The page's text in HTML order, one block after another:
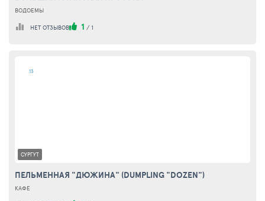
ВОДОЕМЫ
НЕТ ОТЗЫВОВ 1 / 1
13
СУРГУТ
ПЕЛЬМЕННАЯ "ДЮЖИНА" (DUMPLING "DOZEN")
КАФЕ